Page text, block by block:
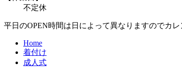
不定休
平日のOPEN時間は日によって異なりますのでカ
Home
着付け
成人式